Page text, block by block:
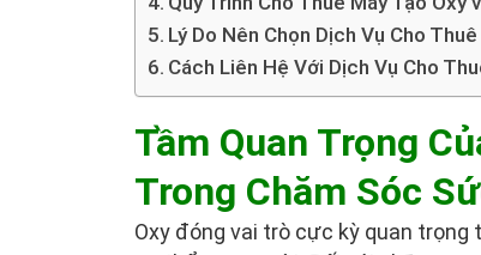
Lý Do Nên Chọn Dịch Vụ Cho
Cách Liên Hệ Với Dịch Vụ Cho
Tầm Quan Trọng
Trong Chăm Sóc
Oxy đóng vai trò cực kỳ quan